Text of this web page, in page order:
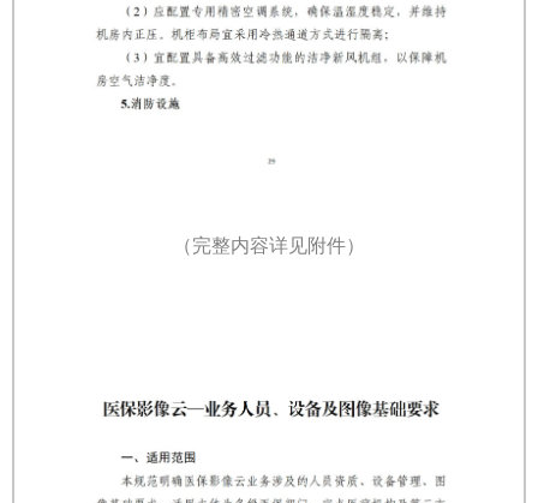
（完整内容详见附件）